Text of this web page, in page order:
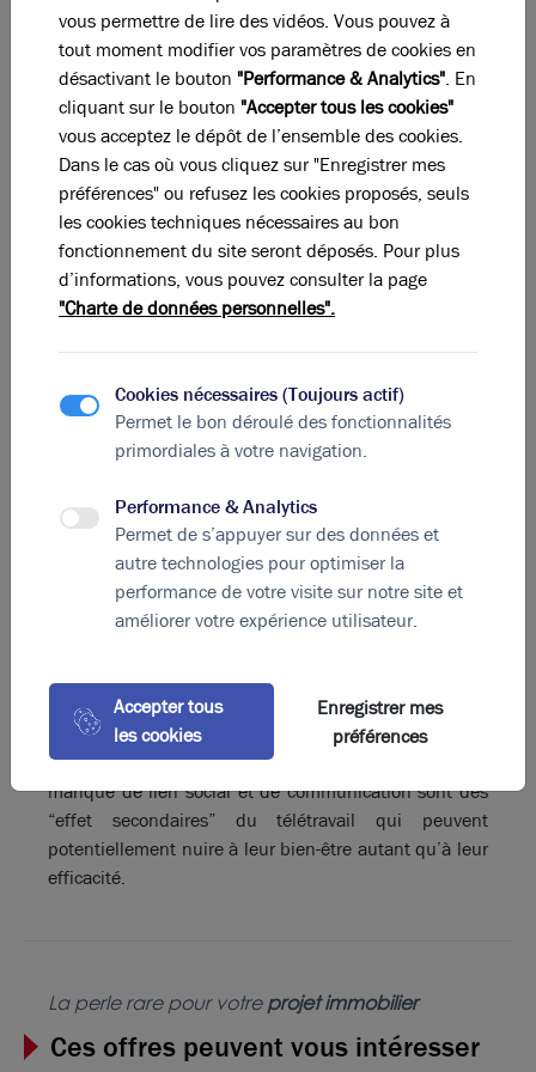
précise de l'étendue du télétravail en France.
Toutefois, une enquête menée par l'institut Ifo et
Econpol Europe tend à démontrer une certaine
réticence des entreprises face au maintien du
télétravail. L'étude révèle ainsi que le nombre moyen
de jours payés en télétravail chaque semaine est de
0,6 en France, un chiffre particulièrement bas
comparé au Canada (1,7 jours/semaine), au Royaume-
Uni (1,5 jours), aux États-Unis (1,4 jours) ou encore en
Allemagne (un jour par semaine).
donnée culturelle : les chefs d'entreprises et managers
– en particulier au sein des PME - privilégient en effet
le travail présentiel qui facilite une gestion des
équipes au quotidien. La perte de vitesse du
par les inquiétudes liées à la productivité : si certaines
études plaident en faveur d'une efficacité accrue dans
le cadre du télétravail, les entreprises française
craignent souvent de voir la productivité de leurs
collaborateurs entachée par une frontière mal définie
par le MIT qui démontre que le télétravail à temps
complet entraîne une perte de productivité de 18 %…
Enfin pour de nombreux salariés, l’isolement, le
manque de lien social et de communication sont des
“effet secondaires” du télétravail qui peuvent
potentiellement nuire à leur bien-être autant qu’à leur
efficacité.
La perle rare pour votreprojet immobilier
Ces offres peuvent vous intéresser
vous permettre de lire des vidéos. Vous pouvez à
tout moment modifier vos paramètres de cookies en
désactivant le bouton "Performance & Analytics". En
cliquant sur le bouton "Accepter tous les cookies"
vous acceptez le dépôt de l’ensemble des cookies.
Dans le cas où vous cliquez sur "Enregistrer mes
préférences" ou refusez les cookies proposés, seuls
les cookies techniques nécessaires au bon
fonctionnement du site seront déposés. Pour plus
d’informations, vous pouvez consulter la page
"Charte de données personnelles".
Cookies nécessaires (Toujours actif)
Permet le bon déroulé des fonctionnalités
primordiales à votre navigation.
Performance & Analytics
Permet de s’appuyer sur des données et
autre technologies pour optimiser la
performance de votre visite sur notre site et
améliorer votre expérience utilisateur.
Accepter tous
les cookies
Enregistrer mes
préférences